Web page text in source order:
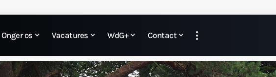
Onger os Vacatures WdG+ Contact